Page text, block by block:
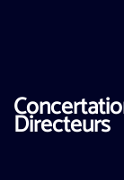
Directeurs